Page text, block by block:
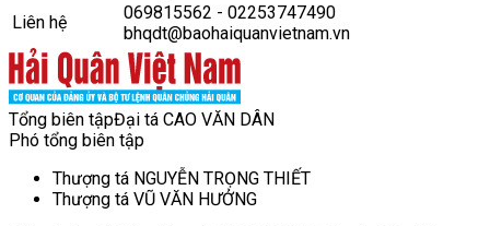
Liên hệ
069815562 - 02253747490
bhqdt@baohaiquanvietnam.vn
Tổng biên tậpĐại tá CAO VĂN DÂN
Phó tổng biên tập
Thượng tá NGUYỄN TRỌNG THIẾT
Thượng tá VŨ VĂN HƯỞNG